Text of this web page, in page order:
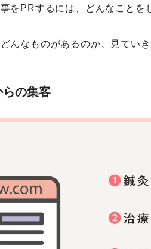
をPRするには、どんなことを
んなものがあるのか、見ていき
の集客